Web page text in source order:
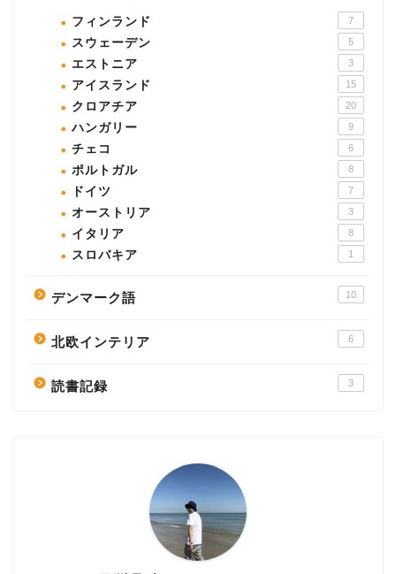
フィンランド 7
スウェーデン 5
エストニア 3
アイスランド 15
クロアチア 20
ハンガリー 9
チェコ 6
ポルトガル 8
ドイツ 7
オーストリア 3
イタリア 8
スロバキア 1
デンマーク語 10
北欧インテリア 6
読書記録 3